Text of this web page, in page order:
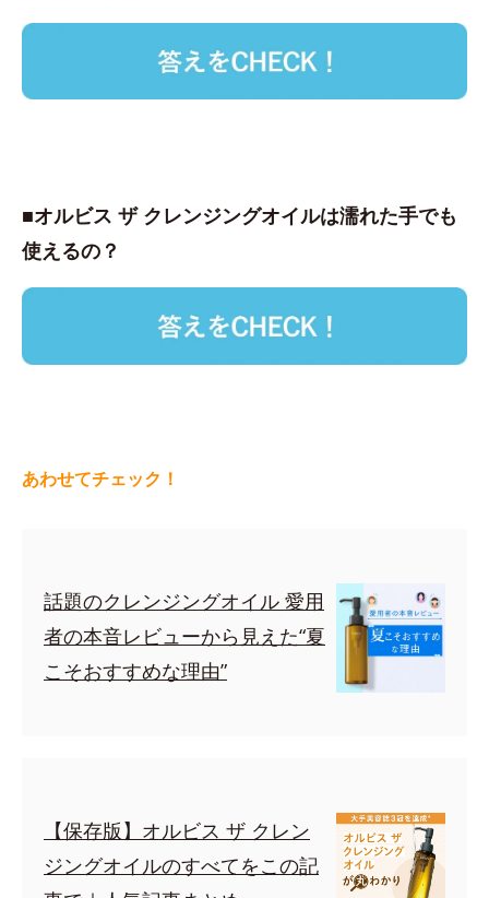
■オルビス ザ クレンジングオイルは濡れた手でも
使えるの？
あわせてチェック！
話題のクレンジングオイル 愛用
者の本音レビューから見えた“夏
こそおすすめな理由”
【保存版】オルビス ザ クレン
ジングオイルのすべてをこの記